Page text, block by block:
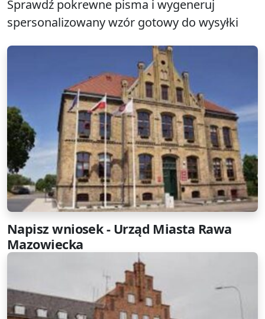
Sprawdź pokrewne pisma i wygeneruj
spersonalizowany wzór gotowy do wysyłki
Napisz wniosek - Urząd Miasta Rawa
Mazowiecka